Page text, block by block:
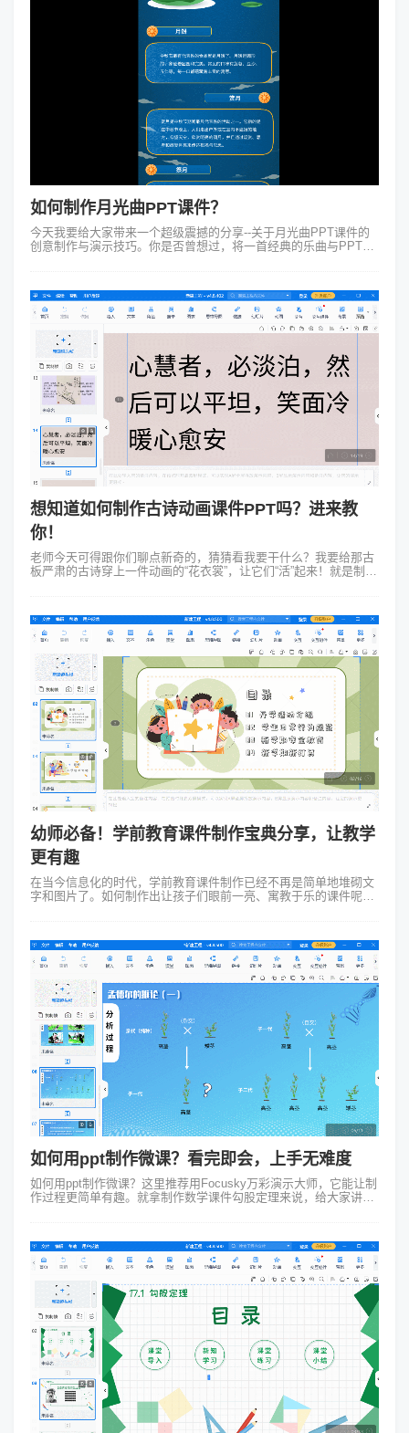
如何制作月光曲PPT课件？
今天我要给大家带来一个超级震撼的分享--关于月光曲PPT课件的
创意制作与演示技巧。你是否曾想过，将一首经典的乐曲与PPT课
想知道如何制作古诗动画课件PPT吗？进来教
你！
老师今天可得跟你们聊点新奇的，猜猜看我要干什么？我要给那古
板严肃的古诗穿上一件动画的“花衣裳”，让它们“活”起来！就是制作
幼师必备！学前教育课件制作宝典分享，让教学
更有趣
在当今信息化的时代，学前教育课件制作已经不再是简单地堆砌文
字和图片了。如何制作出让孩子们眼前一亮、寓教于乐的课件呢？
如何用ppt制作微课？看完即会，上手无难度
如何用ppt制作微课？这里推荐用Focusky万彩演示大师，它能让制
作过程更简单有趣。就拿制作数学课件勾股定理来说，给大家讲讲